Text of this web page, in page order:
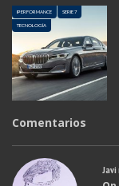
IPERFORMANCE SERIE 7
TECNOLOGÍA
Comentarios